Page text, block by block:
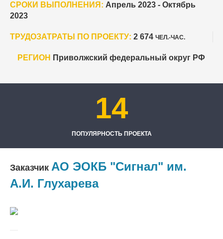
СРОКИ ВЫПОЛНЕНИЯ: Апрель 2023 - Октябрь
2023
ТРУДОЗАТРАТЫ ПО ПРОЕКТУ: 2 674 ЧЕЛ.-ЧАС.
РЕГИОН Приволжский федеральный округ РФ
14
ПОПУЛЯРНОСТЬ ПРОЕКТА
Заказчик АО ЭОКБ "Сигнал" им.
А.И. Глухарева